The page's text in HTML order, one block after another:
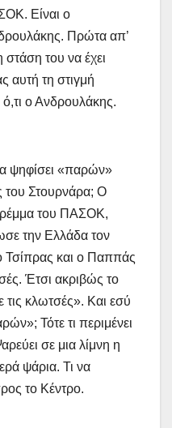
Είναι ο
Πρώτα απ’
στάση του να έχει
αυτή τη στιγμή
ο Ανδρουλάκης.
ψηφίσει «παρών»
του Στουρνάρα; Ο
του ΠΑΣΟΚ,
την Ελλάδα τον
Τσίπρας και ο Παππάς
Έτσι ακριβώς το
κλωτσές». Και εσύ
Τότε τι περιμένει
σε μια λίμνη η
ψάρια. Τι να
το Κέντρο.